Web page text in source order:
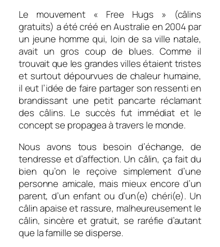
Le mouvement « Free Hugs » (câlins
gratuits) a été créé en Australie en 2004 par
un jeune homme qui, loin de sa ville natale,
avait un gros coup de blues. Comme il
trouvait que les grandes villes étaient tristes
et surtout dépourvues de chaleur humaine,
il eut l’idée de faire partager son ressenti en
brandissant une petit pancarte réclamant
des câlins. Le succès fut immédiat et le
concept se propagea à travers le monde.
Nous avons tous besoin d’échange, de
tendresse et d’affection. Un câlin, ça fait du
bien qu’on le reçoive simplement d’une
personne amicale, mais mieux encore d’un
parent, d’un enfant ou d’un(e) chéri(e). Un
câlin apaise et rassure, malheureusement le
câlin, sincère et gratuit, se raréfie d’autant
que la famille se disperse.